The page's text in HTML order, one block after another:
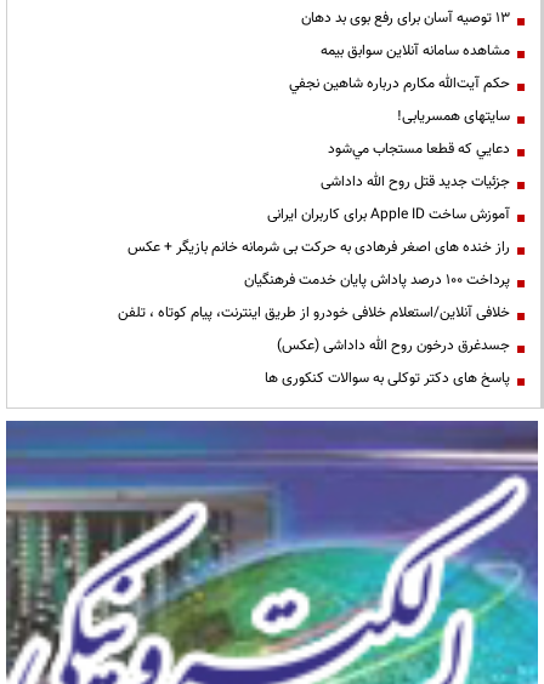
13 توصیه آسان برای رفع بوی بد دهان
مشاهده سامانه آنلاين سوابق بیمه
حكم آيت‌الله مكارم درباره شاهين نجفي
سایتهای همسریابی!
دعايي كه قطعا مستجاب مي‌شود
جزئیات جدید قتل روح الله داداشی
آموزش ساخت Apple ID برای کاربران ایرانی
راز خنده های اصغر فرهادی به حرکت بی شرمانه خانم بازیگر + عکس
پرداخت ۱۰۰ درصد پاداش پایان خدمت فرهنگیان
خلافی آنلاین/استعلام خلافی خودرو از طریق اینترنت، پیام کوتاه ، تلفن
جسدغرق درخون روح الله داداشی (عکس)
پاسخ های دکتر توکلی به سوالات کنکوری ها